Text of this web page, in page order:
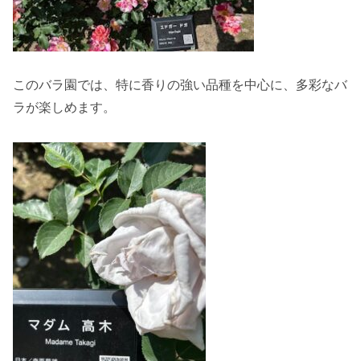
このバラ園では、特に香りの強い品種を中心に、多彩なバ
ラが楽しめます。